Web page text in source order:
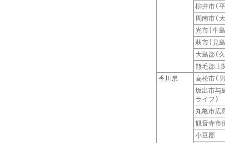
柳井市(
周南市(
光市(牛
萩市(見
大島郡(
熊毛郡
香川県
高松市(
坂出市与
ライフ)
丸亀市
観音寺市
小豆郡